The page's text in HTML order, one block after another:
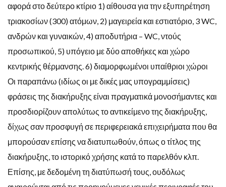
αφορά στο δεύτερο κτίριο 1) αίθουσα για την εξυπηρέτηση
τριακοσίων (300) ατόμων, 2) μαγειρεία και εστιατόριο, 3 WC,
ανδρών και γυναικών, 4) αποδυτήρια – WC, ντούς
προσωπικού, 5) υπόγειο με δύο αποθήκες και χώρο
κεντρικής θέρμανσης. 6) διαμορφωμένοι υπαίθριοι χώροι
Οι παραπάνω (ιδίως οι με δικές μας υπογραμμίσεις)
φράσεις της διακήρυξης είναι πραγματικά μονοσήμαντες και
προσδιορίζουν απολύτως το αντικείμενο της διακήρυξης,
δίχως σαν προσφυγή σε περιφερειακά επιχειρήματα που θα
μπορούσαν επίσης να διατυπωθούν, όπως ο τίτλος της
διακήρυξης, το ιστορικό χρήσης κατά το παρελθόν κλπ.
Επίσης, με δεδομένη τη διατύπωσή τους, ουδόλως